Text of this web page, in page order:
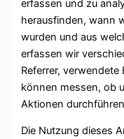
erfassen und zu
herausfinden, wann
wurden und aus
erfassen wir
Referrer,
können messen, ob
Aktionen
Die Nutzung dieses